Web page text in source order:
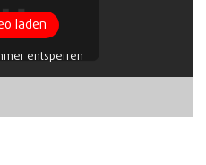
laden
entsperren